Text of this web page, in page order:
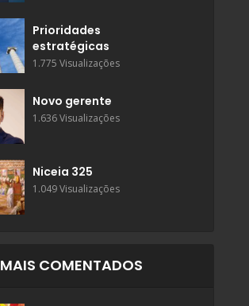
Prioridades
estratégicas
1.775 Visualizações
Novo gerente
1.636 Visualizações
Niceia 325
1.049 Visualizações
MAIS COMENTADOS